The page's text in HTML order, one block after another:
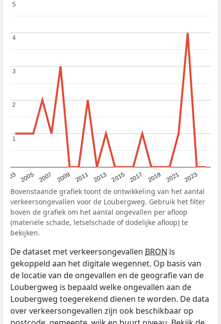
2003 2005 2007 2009 2011 2013 2015 2017 2019 2021 2023
11
2
2
3
3
4
4
5
5
Bovenstaande grafiek toont de ontwikkeling van het aantal
verkeersongevallen voor de Loubergweg. Gebruik het filter
boven de grafiek om het aantal ongevallen per afloop
(materiële schade, letselschade of dodelijke afloop) te
bekijken.
De dataset met verkeersongevallen BRON is
gekoppeld aan het digitale wegennet. Op basis van
de locatie van de ongevallen en de geografie van de
Loubergweg is bepaald welke ongevallen aan de
Loubergweg toegerekend dienen te worden. De data
over verkeersongevallen zijn ook beschikbaar op